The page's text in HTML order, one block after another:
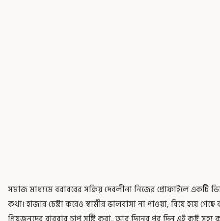
সমাজ মাধ্যমে বরাবরের সক্রিয় দেবলীনা নিজের প্রোফাইলে একটি
কথা। হাজার চেষ্টা করেও স্বামীর ভালবাসা না পাওয়া, বিয়ে হয়ে